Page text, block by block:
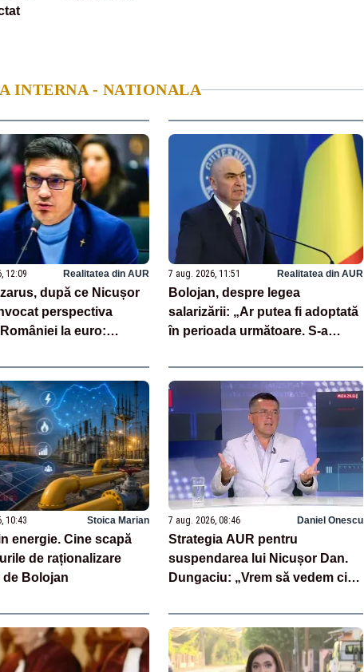
INTERNA - NATIONALA
12:09 Realitatea din AUR
după ce Nicușor
perspectiva
la euro:
7 aug. 2026, 11:51 Realitatea din AUR
Bolojan, despre legea
salarizării: „Ar putea fi adoptată
în perioada următoare. S-a
unor discursuri iresponsabile în
spaţiul public”
10:43 Stoica Marian
energie. Cine scapă
de raționalizare
de Bolojan
7 aug. 2026, 08:46 Daniel Onescu
Strategia AUR pentru
suspendarea lui Nicușor Dan.
Dungaciu: „Vrem să vedem cine